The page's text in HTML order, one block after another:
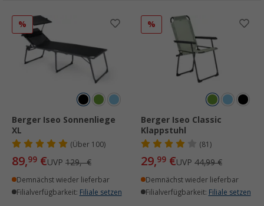
%
Berger Iseo Sonnenliege
XL
(Über100)
89,99 €UVP 129,- €
Demnächst wieder lieferbar
Filialverfügbarkeit: Filiale setzen
%
Berger Iseo Classic
Klappstuhl
(81)
29,99 €UVP 44,99 €
Demnächst wieder lieferbar
Filialverfügbarkeit: Filiale setzen